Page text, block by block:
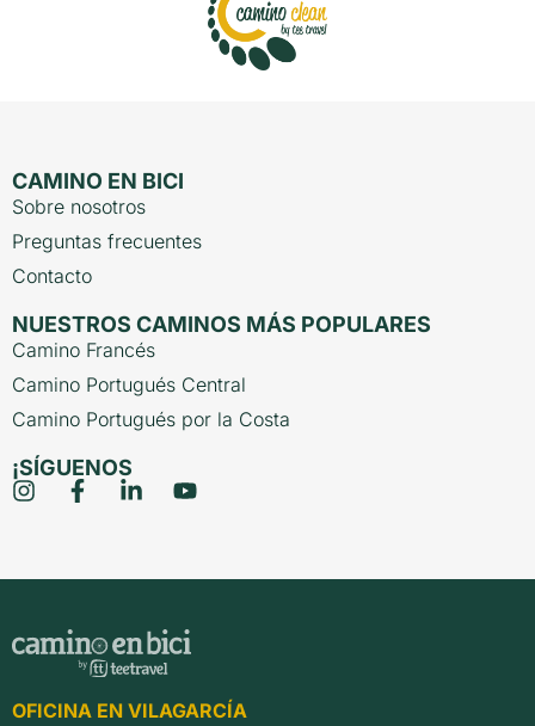
CAMINO EN BICI
Sobre nosotros
Preguntas frecuentes
Contacto
NUESTROS CAMINOS MÁS POPULARES
Camino Francés
Camino Portugués Central
Camino Portugués por la Costa
¡SÍGUENOS
OFICINA EN VILAGARCÍA